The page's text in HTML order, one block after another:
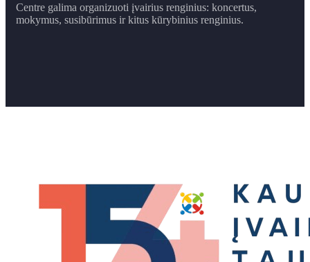
Centre galima organizuoti įvairius renginius: koncertus,
mokymus, susibūrimus ir ​kitus kūrybinius renginius.